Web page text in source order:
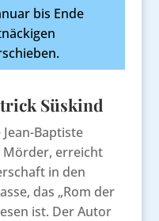
bis Ende
Süskind
Baptiste
erreicht
in den
das „Rom der
ist. Der Autor